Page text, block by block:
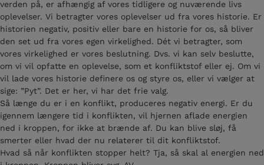
verden på, er afhængig af vores tidligere og nuværende livs
oplevelser. Vi betragter vores oplevelser ud fra vores historie. Er
historien negativ, positiv eller bare en historie for os, så bliver
den set ud fra vores egen virkelighed. Dét vi betragter, som
vores virkelighed er vores beslutning. Dvs. vi kan selv beslutte,
om vi vil opfatte en oplevelse, som et konfliktstof eller ej. Om vi
vil lade vores historie definere os og styre os, eller vi vælger at
sige: ”Pyt”. Det er her, vi har det frie valg.
Så længe du er i en konflikt, produceres negativ energi. Er du
igennem længere tid i konflikten, vil hjernen aflade energien
ned i kroppen, for ikke at brænde af. Du kan blive sløj, få
smerter eller hvad der nu relaterer til dit konfliktstof.
Hvad så når konflikten stopper helt? Tja, så skal al energien ned